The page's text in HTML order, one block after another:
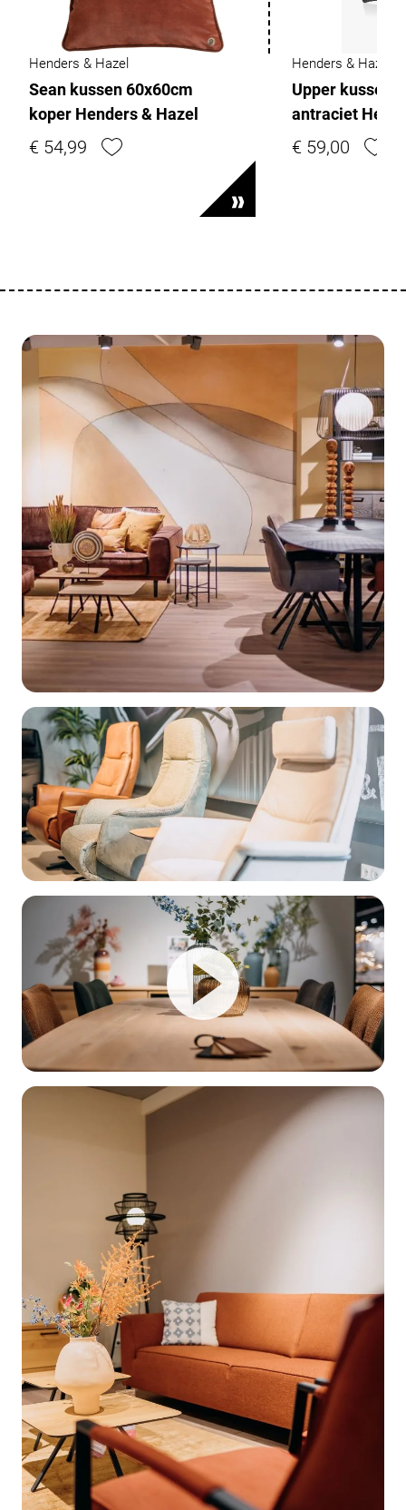
Henders & Hazel
Sean kussen 60x60cm
koper Henders & Hazel
€ 54,99
Henders & Hazel
Upper kussen
antraciet
€ 59,00